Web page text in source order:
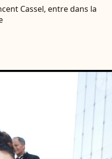
Cassel, entre dans la